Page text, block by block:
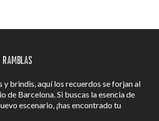
y brindis, aquí los recuerdos se forjan al
de Barcelona. Si buscas la esencia de
escenario, ¡has encontrado tu